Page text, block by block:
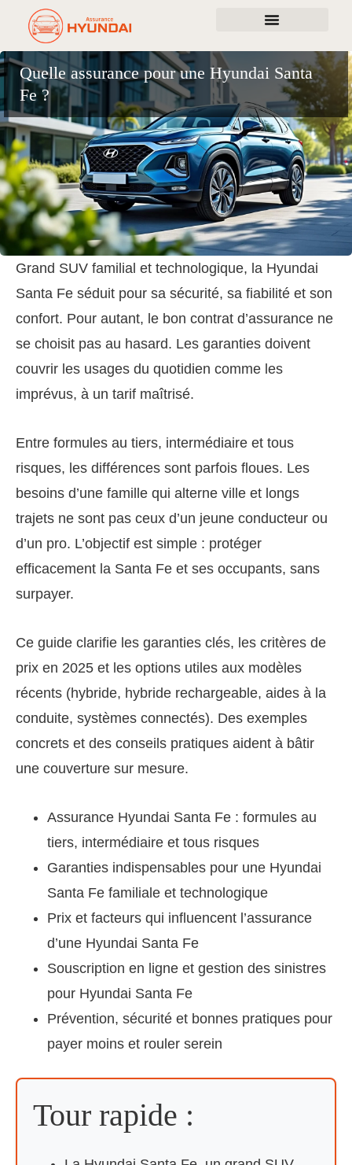
Quelle assurance pour une Hyundai Santa
Fe ?
Grand SUV familial et technologique, la Hyundai
Santa Fe séduit pour sa sécurité, sa fiabilité et son
confort. Pour autant, le bon contrat d’assurance ne
se choisit pas au hasard. Les garanties doivent
couvrir les usages du quotidien comme les
imprévus, à un tarif maîtrisé.
Entre formules au tiers, intermédiaire et tous
risques, les différences sont parfois floues. Les
besoins d’une famille qui alterne ville et longs
trajets ne sont pas ceux d’un jeune conducteur ou
d’un pro. L’objectif est simple : protéger
efficacement la Santa Fe et ses occupants, sans
surpayer.
Ce guide clarifie les garanties clés, les critères de
prix en 2025 et les options utiles aux modèles
récents (hybride, hybride rechargeable, aides à la
conduite, systèmes connectés). Des exemples
concrets et des conseils pratiques aident à bâtir
une couverture sur mesure.
Assurance Hyundai Santa Fe : formules au
tiers, intermédiaire et tous risques
Garanties indispensables pour une Hyundai
Santa Fe familiale et technologique
Prix et facteurs qui influencent l’assurance
d’une Hyundai Santa Fe
Souscription en ligne et gestion des sinistres
pour Hyundai Santa Fe
Prévention, sécurité et bonnes pratiques pour
payer moins et rouler serein
Tour rapide :